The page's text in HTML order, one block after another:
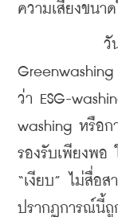
ความเสี่ยงขนา
ว่า ESG-
washing หรือก
รองรับเพียงพอ
“เงียบ” ไม่สื่อส
ปรากฏการณ์นี้ถู